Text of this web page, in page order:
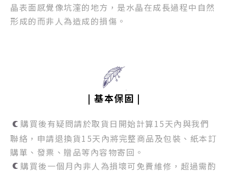
晶表面感覺像坑漥的地方， 是水晶在成長過程中自然
形成的而非人為造成的損傷。
| 基本保固 |
購買後有疑問請於取貨日開始計算15天內與我們
聯絡，申請退換貨15天內將完整商品及包裝、紙本訂
購單、發票、贈品等內容物寄回。
購買後一個月內非人為損壞可免費維修，超過需酌